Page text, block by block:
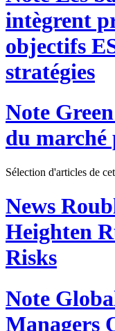
intègrent
objectifs
stratégies
Note
du
Sélection d'articles de
News
Heighten
Risks
Note
Managers